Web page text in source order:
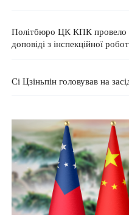
Політбюро ЦК КПК провело
доповіді з інспекційної
Сі Цзіньпін головував на